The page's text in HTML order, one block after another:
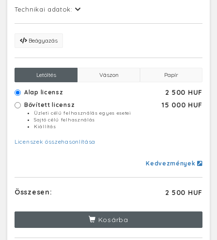
Technikai adatok:
Beágyazás
Letöltés Vászon Papír
Alap licensz 2 500 HUF
Bővített licensz 15 000 HUF
Üzleti célú felhasználás egyes esetei
Sajtó célú felhasználás
Kiállítás
Licenszek összehasonlítása
Kedvezmények
Összesen: 2 500 HUF
Kosárba